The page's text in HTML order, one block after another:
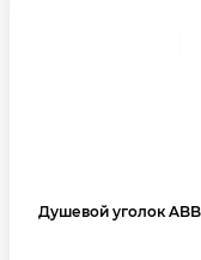
Душевой уголок